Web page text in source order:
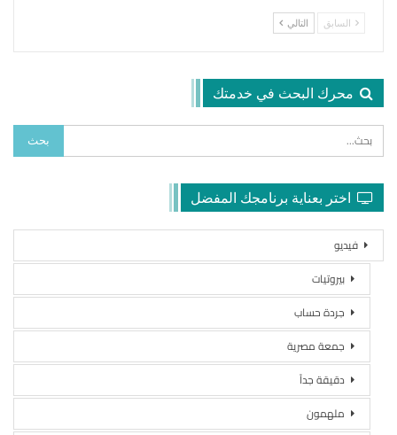
السابق التالي
محرك البحث في خدمتك
اختر بعناية برنامجك المفضل
فيديو
بيروتيات
جردة حساب
جمعة مصرية
دقيقة جداً
ملهمون